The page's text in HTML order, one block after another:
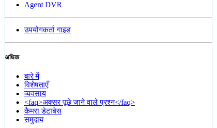
Agent DVR
उपयोगकर्ता गाइड
अधिक
बारे में
विशेषताएँ
व्यवसाय
<faq>अक्सर पूछे जाने वाले प्रश्न</faq>
कैमरा डेटाबेस
समुदाय